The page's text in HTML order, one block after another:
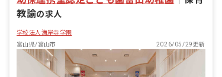
教諭の求人
学校法人海岸寺学園
富山県/富山市
2026/05/29更新